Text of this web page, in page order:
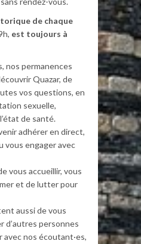
de chaque
est toujours à
nos permanences
Quazar, de
vos questions, en
sexuelle,
de santé.
adhérer en direct,
vous engager avec
vous accueillir, vous
et de lutter pour
aussi de vous
d’autres personnes
avec nos écoutant·es,